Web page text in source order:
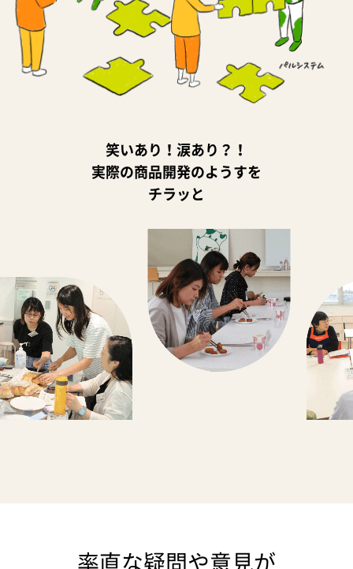
笑いあり！涙あり？！
実際の商品開発のようすを
チラッと
率直な疑問や意見が